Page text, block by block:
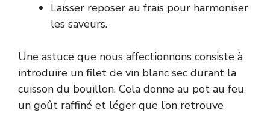
Laisser reposer au frais pour harmoniser
les saveurs.
Une astuce que nous affectionnons consiste à
introduire un filet de vin blanc sec durant la
cuisson du bouillon. Cela donne au pot au feu
un goût raffiné et léger que l’on retrouve